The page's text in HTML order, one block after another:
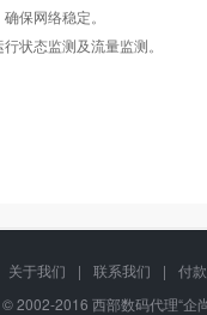
保网络稳定。
状态监测及流量监测。
关于我们 | 联系我们 |
付
2002-2016 西部数码代理“